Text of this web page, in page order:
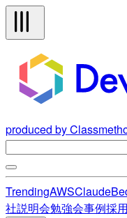
produced by
TrendingAWSClaude
社説明会勉強会事例採用